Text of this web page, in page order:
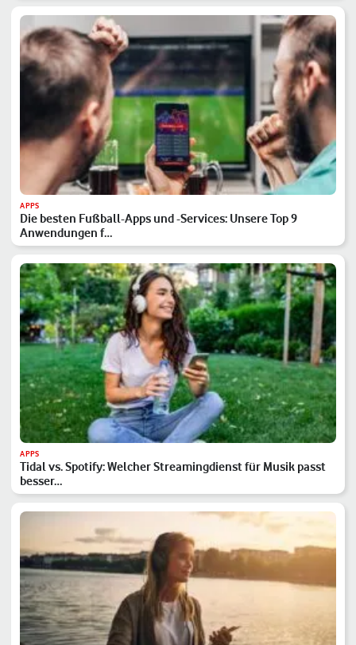
APPS
Die besten Fußball-Apps und -Services: Unsere Top 9
Anwendungen f…
APPS
Tidal vs. Spotify: Welcher Streamingdienst für Musik passt
besser…